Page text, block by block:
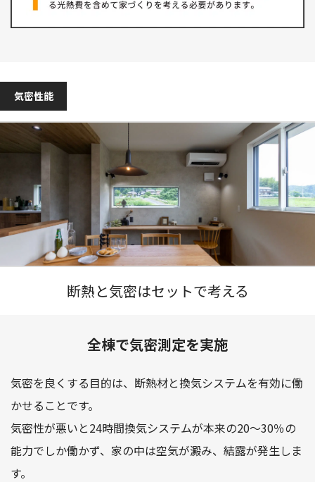
気密性能
断熱と気密はセットで考える
全棟で気密測定を実施
気密を良くする目的は、断熱材と換気システムを有効に働
かせることです。
気密性が悪いと24時間換気システムが本来の20～30％の
能力でしか働かず、家の中は空気が澱み、結露が発生しま
す。